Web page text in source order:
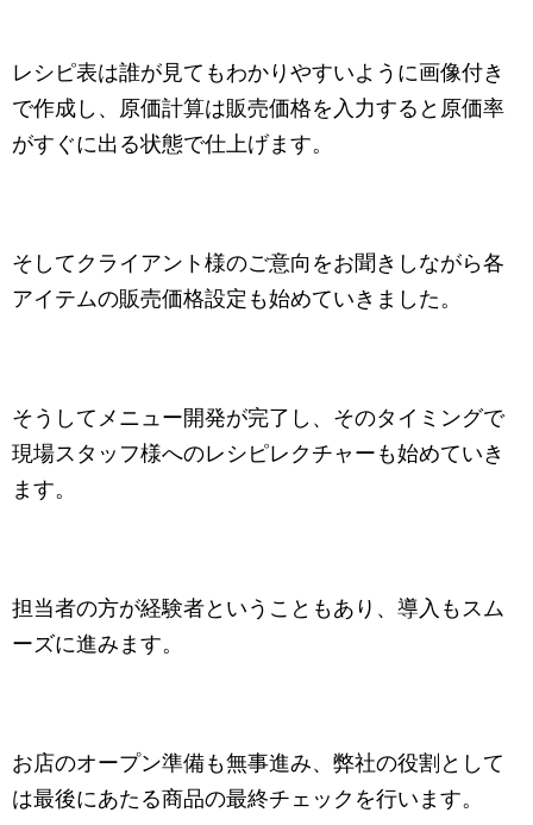
レシピ表は誰が見てもわかりやすいように画像付き
で作成し、原価計算は販売価格を入力すると原価率
がすぐに出る状態で仕上げます。
そしてクライアント様のご意向をお聞きしながら各
アイテムの販売価格設定も始めていきました。
そうしてメニュー開発が完了し、そのタイミングで
現場スタッフ様へのレシピレクチャーも始めていき
ます。
担当者の方が経験者ということもあり、導入もスム
ーズに進みます。
お店のオープン準備も無事進み、弊社の役割として
は最後にあたる商品の最終チェックを行います。